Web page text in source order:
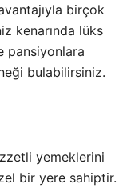
birçok
kenarında lüks
pansiyonlara
bulabilirsiniz.
yemeklerini
bir yere sahiptir.